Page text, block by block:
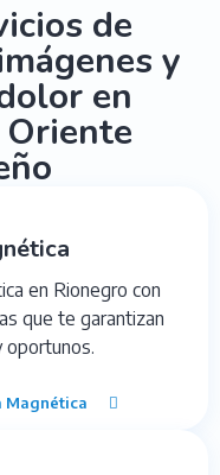
de
y
en
en Rionegro con
que te garantizan
oportunos.
Magnética